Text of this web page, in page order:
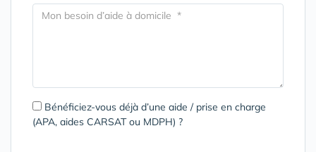
Bénéficiez-vous déjà d’une aide / prise en charge
(APA, aides CARSAT ou MDPH) ?